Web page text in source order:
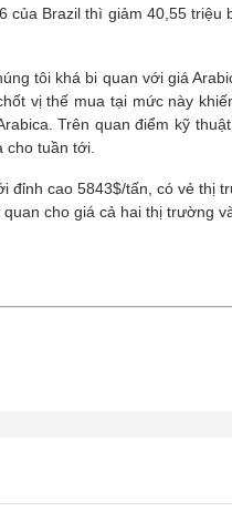
của Brazil thì giảm 40,55
tôi khá bi quan với giá
vị thế mua tại mức này
Trên quan điểm kỹ
cho tuần tới.
đỉnh cao 5843$/tấn, có vẻ thị
cho giá cả hai thị trường